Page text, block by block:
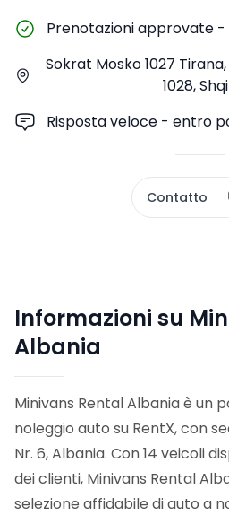
Prenotazioni approvate -
Sokrat Mosko 1027
1028,
Risposta veloce - entro
Contatto
Informazioni su
Albania
Minivans Rental Albania è un
noleggio auto su RentX, con
Nr. 6, Albania. Con 14 veicoli
dei clienti, Minivans Rental
selezione affidabile di auto a